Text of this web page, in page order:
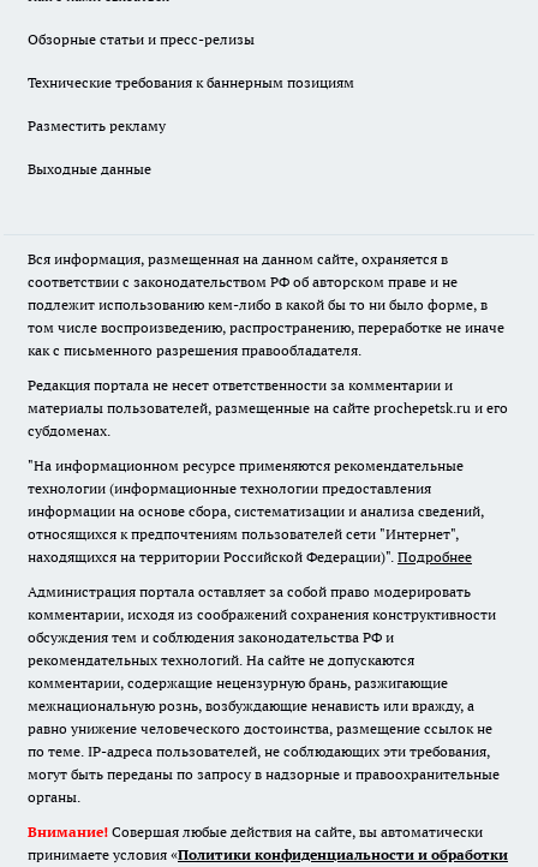
Обзорные статьи и пресс-релизы
Технические требования к баннерным позициям
Разместить рекламу
Выходные данные
Вся информация, размещенная на данном сайте, охраняется в
соответствии с законодательством РФ об авторском праве и не
подлежит использованию кем-либо в какой бы то ни было форме, в
том числе воспроизведению, распространению, переработке не иначе
как с письменного разрешения правообладателя.
Редакция портала не несет ответственности за комментарии и
материалы пользователей, размещенные на сайте prochepetsk.ru и его
субдоменах.
"На информационном ресурсе применяются рекомендательные
технологии (информационные технологии предоставления
информации на основе сбора, систематизации и анализа сведений,
относящихся к предпочтениям пользователей сети "Интернет",
находящихся на территории Российской Федерации)". Подробнее
Администрация портала оставляет за собой право модерировать
комментарии, исходя из соображений сохранения конструктивности
обсуждения тем и соблюдения законодательства РФ и
рекомендательных технологий. На сайте не допускаются
комментарии, содержащие нецензурную брань, разжигающие
межнациональную рознь, возбуждающие ненависть или вражду, а
равно унижение человеческого достоинства, размещение ссылок не
по теме. IP-адреса пользователей, не соблюдающих эти требования,
могут быть переданы по запросу в надзорные и правоохранительные
органы.
Внимание! Совершая любые действия на сайте, вы автоматически
принимаете условия «Политики конфиденциальности и обработки